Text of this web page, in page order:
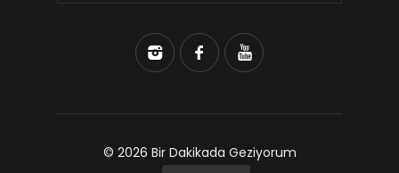
© 2026 Bir Dakikada Geziyorum